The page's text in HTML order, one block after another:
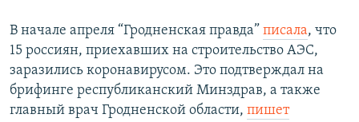
В начале апреля “Гродненская правда” писала, что
15 россиян, приехавших на строительство АЭС,
заразились коронавирусом. Это подтверждал на
брифинге республиканский Минздрав, а также
главный врач Гродненской области, пишет